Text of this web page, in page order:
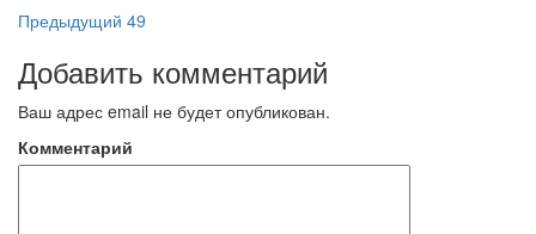
Навигация
по
записям
Предыдущая
Предыдущий 49
Добавить комментарий
Ваш адрес email не будет опубликован.
Комментарий